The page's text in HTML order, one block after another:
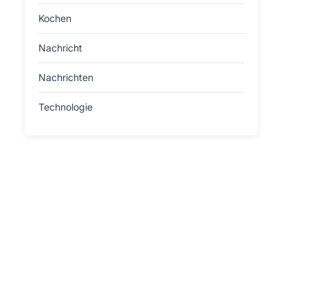
Kochen
Nachricht
Nachrichten
Technologie